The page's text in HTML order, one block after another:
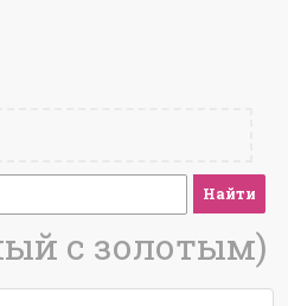
Найти
с золотым)